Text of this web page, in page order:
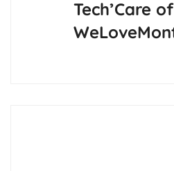
Tech’Care